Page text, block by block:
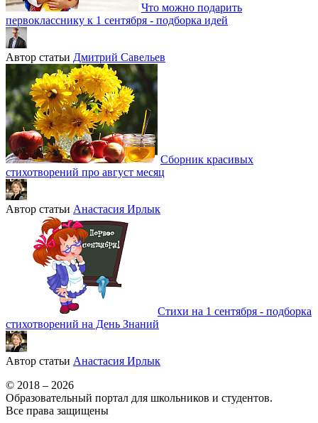
Что можно подарить
первокласснику к 1 сентября - подборка идей
Автор статьи Дмитрий Савельев
Сборник красивых
стихотворений про август месяц
Автор статьи Анастасия Ирлык
Стихи на 1 сентября - подборка
стихотворений на День Знаний
Автор статьи Анастасия Ирлык
© 2018 – 2026
Образовательный портал для школьников и студентов.
Все права защищены